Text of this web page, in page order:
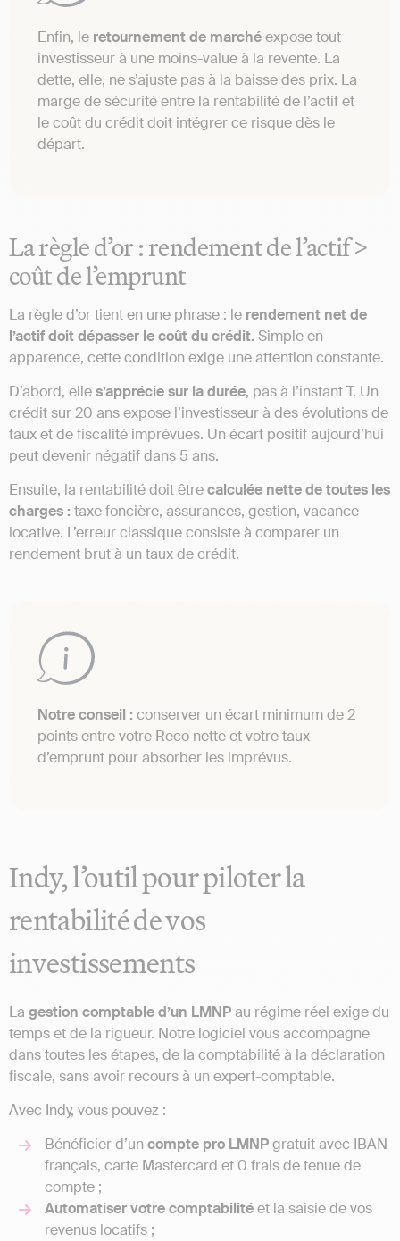
Enfin, le retournement de marchéexpose tout
investisseur à une moins-value à la revente. La
dette, elle, ne s’ajuste pas à la baisse des prix. La
marge de sécurité entre la rentabilité de l’actif et
le coût du crédit doit intégrer ce risque dès le
départ.
La règle d’or : rendement de l’actif >
coût de l’emprunt
La règle d’or tient en une phrase : le rendement net de
l’actif doit dépasser le coût du crédit. Simple en
apparence, cette condition exige une attention constante.
D’abord, elles’apprécie sur la durée, pas à l’instant T. Un
crédit sur 20 ans expose l’investisseur à des évolutions de
taux et de fiscalité imprévues. Un écart positif aujourd’hui
peut devenir négatif dans 5 ans.
Ensuite, la rentabilité doit êtrecalculée nette de toutes les
charges : taxe foncière, assurances, gestion, vacance
locative. L’erreur classique consiste à comparer un
rendement brut à un taux de crédit.
Notre conseil : conserver un écart minimum de 2
points entre votre Reco nette et votre taux
d’emprunt pour absorber les imprévus.
Indy, l’outil pour piloter la
rentabilité de vos
investissements
La gestion comptable d’un LMNPau régime réel exige du
temps et de la rigueur. Notre logiciel vous accompagne
dans toutes les étapes, de la comptabilité à la déclaration
fiscale, sans avoir recours à un expert-comptable.
Avec Indy, vous pouvez :
Bénéficier d’un compte pro LMNPgratuit avec IBAN
français, carte Mastercard et 0 frais de tenue de
compte ;
Automatiser votre comptabilitéet la saisie de vos
revenus locatifs ;